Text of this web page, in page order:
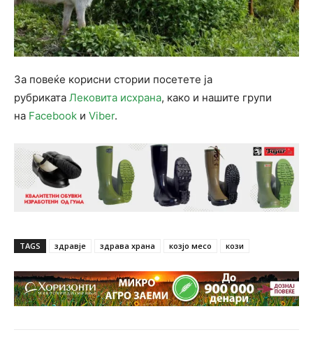
За повеќе корисни стории посетете ја
рубриката Лековита исхрана, како и нашите групи
на Facebook и Viber.
TAGS здравје здрава храна козјо месо кози